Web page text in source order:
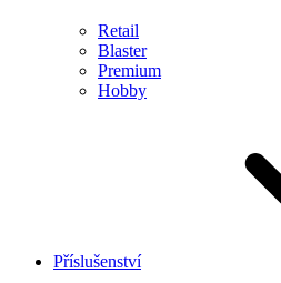
Retail
Blaster
Premium
Hobby
Příslušenství